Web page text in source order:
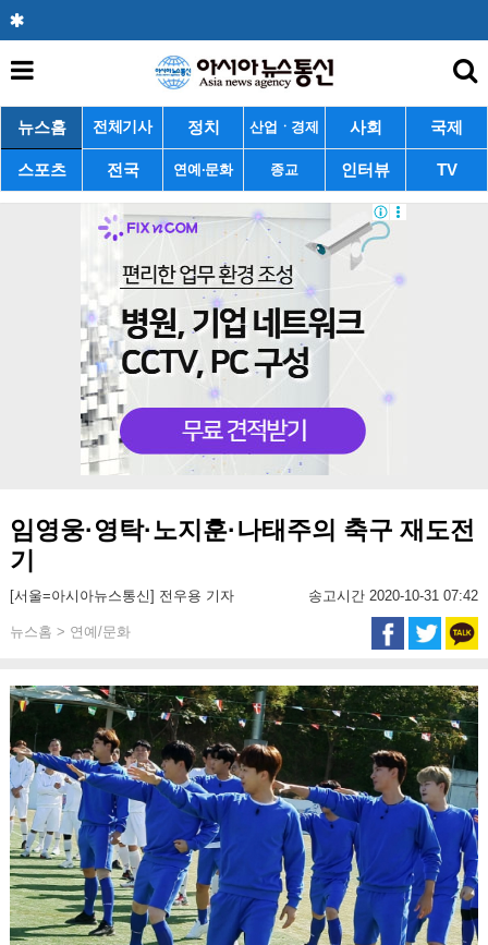
뉴스홈 전체기사 정치 산업ㆍ경제 사회 국제
스포츠 전국 연예·문화 종교 인터뷰 TV
임영웅·영탁·노지훈·나태주의 축구 재도전
기
[서울=아시아뉴스통신] 전우용 기자 송고시간 2020-10-31 07:42
뉴스홈 > 연예/문화